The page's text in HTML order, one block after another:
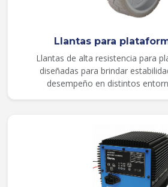
Llantas para
Llantas de alta resistencia para
diseñadas para brindar
desempeño en distintos